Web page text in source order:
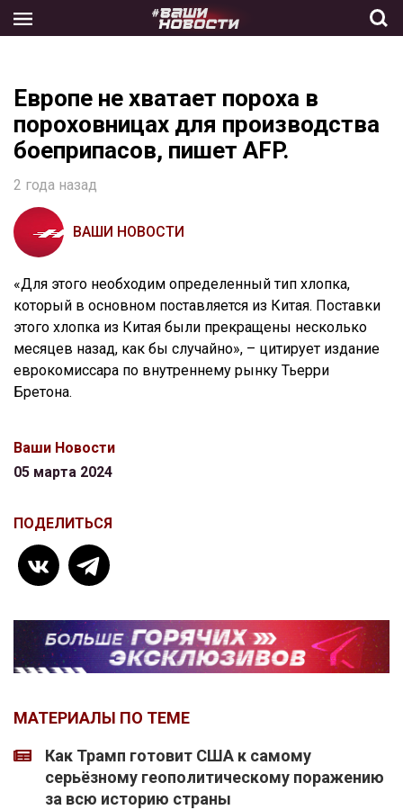
the
Европе не хватает пороха в
пороховницах для производства
боеприпасов, пишет AFP.
2 года назад
ВАШИ НОВОСТИ
«Для этого необходим определенный тип хлопка,
который в основном поставляется из Китая. Поставки
этого хлопка из Китая были прекращены несколько
месяцев назад, как бы случайно», – цитирует издание
еврокомиссара по внутреннему рынку Тьерри
Бретона.
Ваши Новости
05 марта 2024
ПОДЕЛИТЬСЯ
МАТЕРИАЛЫ ПО ТЕМЕ
Как Трамп готовит США к самому
серьёзному геополитическому поражению
за всю историю страны